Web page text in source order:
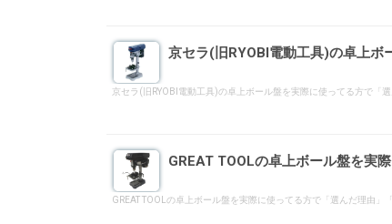
京セラ(旧RYOBI電動工具)の卓上ボ
京セラ(旧RYOBI電動工具)の卓上ボール盤を実際に使ってる方で「
GREAT TOOLの卓上ボール盤を実
GREAT TOOLの卓上ボール盤を実際に使ってる方で「選んだ理由